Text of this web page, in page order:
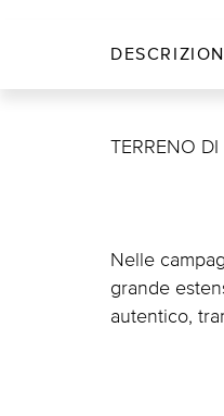
TERRENO
Nelle
grande
autentico,